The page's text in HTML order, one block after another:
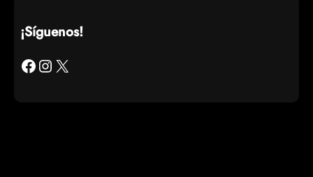
¡Síguenos!
Facebook Instagram X